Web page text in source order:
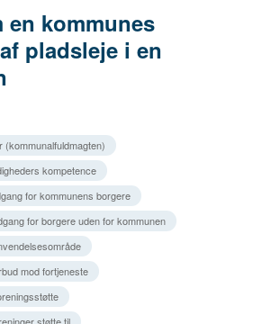
en kommunes
pladsleje i en
(kommunalfuldmagten)
kompetence
for kommunens borgere
for borgere uden for kommunen
mod fortjeneste